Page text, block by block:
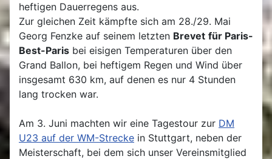
heftigen Dauerregens aus.
Zur gleichen Zeit kämpfte sich am 28./29. Mai
Georg Fenzke auf seinem letzten Brevet für Paris-
Best-Paris bei eisigen Temperaturen über den
Grand Ballon, bei heftigem Regen und Wind über
insgesamt 630 km, auf denen es nur 4 Stunden
lang trocken war.
Am 3. Juni machten wir eine Tagestour zur DM
U23 auf der WM-Strecke in Stuttgart, neben der
Meisterschaft, bei dem sich unser Vereinsmitglied